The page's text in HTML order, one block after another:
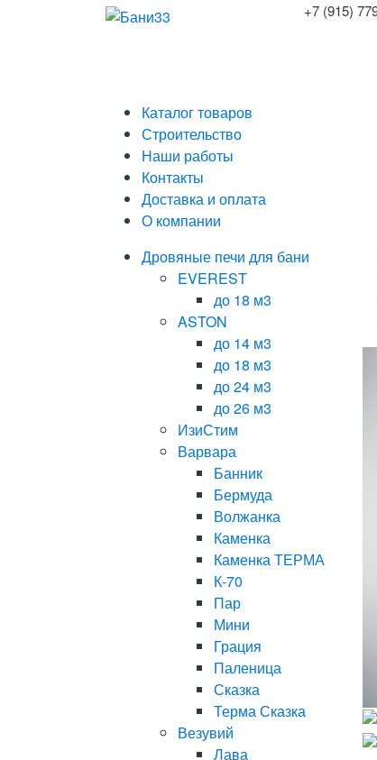
+7 (915)
Каталог товаров
Строительство
Наши работы
Контакты
Доставка и оплата
О компании
Дровяные печи для бани
EVEREST
до 18 м3
ASTON
до 14 м3
до 18 м3
до 24 м3
до 26 м3
ИзиСтим
Варвара
Банник
Бермуда
Волжанка
Каменка
Каменка ТЕРМА
К-70
Пар
Мини
Грация
Паленица
Сказка
Терма Сказка
Везувий
Лава